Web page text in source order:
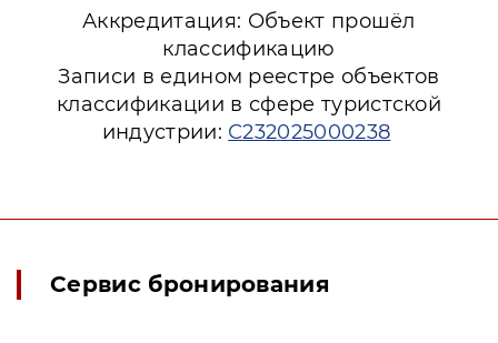
Аккредитация: Объект прошёл
классификацию
Записи в едином реестре объектов
классификации в сфере туристской
индустрии: С232025000238
Сервис бронирования